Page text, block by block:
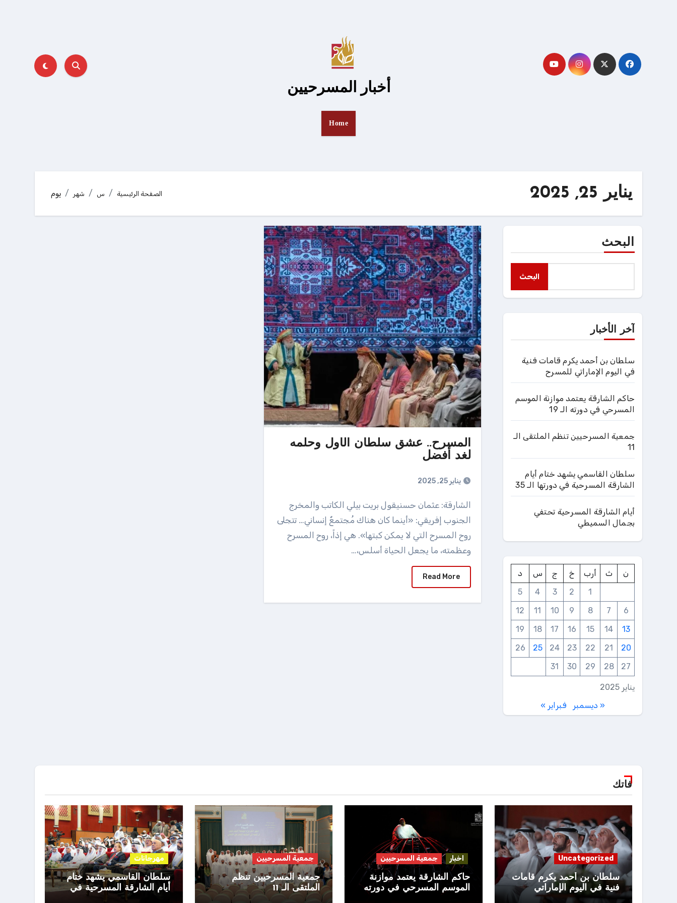
أخبار المسرحيين
Home
يناير 25, 2025 الصفحة الرئيسية س شهر يوم
البحث
البحث
آخر الأخبار
سلطان بن أحمد يكرم قامات فنية
في اليوم الإماراتي للمسرح
حاكم الشارقة يعتمد موازنة الموسم
المسرحي في دورته الـ 19
جمعية المسرحيين تنظم الملتقى الـ
11
سلطان القاسمي يشهد ختام أيام
الشارقة المسرحية في دورتها الـ 35
أيام الشارقة المسرحية تحتفي
بجمال السميطي
يناير 2025
ن ث أرب خ ج س
د
1
2
3
4
5
6
7
8
9
10
11
12
13
14
15
16
17
18
19
20
21
22
23
24
25
26
27
28
29
30
31
« ديسمبر فبراير »
المسرح.. عشق سلطان الأول وحلمه
لغد أفضل
يناير 25, 2025
الجنوب إفريقي: «أينما كان هناك مُجتمعٌ إنساني… تتجلى
روح المسرح التي لا يمكن كبتها». هي إذاً، روح المسرح
وعظمته، ما يجعل الحياة أسلس،…
Read More
فاتك
Uncategorized
سلطان بن أحمد يكرم قامات
فنية في اليوم الإماراتي
للمسرح
اخبار جمعية المسرحيين
حاكم الشارقة يعتمد موازنة
الموسم المسرحي في دورته
جمعية المسرحيين
جمعية المسرحيين تنظم
الملتقى الـ 11
مهرجانات
سلطان القاسمي يشهد ختام
أيام الشارقة المسرحية في